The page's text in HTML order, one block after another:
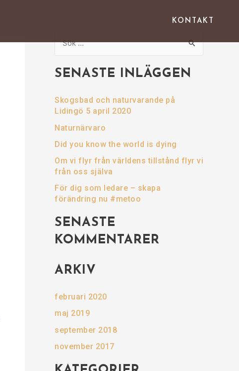
KONTAKT
S
k
f
r
:
SENASTE INLÄGGEN
Skogsbad och naturvarande på
Lidingö 5 april 2020
Naturnärvaro
Did you know the world is dying
Om vi flyr från världens tillstånd flyr vi
från oss själva
För dig som ledare – skapa
förändring nu #metoo
SENASTE
KOMMENTARER
ARKIV
februari 2020
maj 2019
september 2018
november 2017